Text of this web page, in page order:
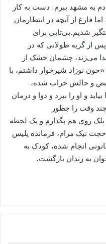
به مشهد ببرم. دست به کار
فارغ از آنچه در انتظارمان
شدیم.بی‌تابی برای
از گریه طولانی که در
می‌زند، چشمان خشک از
نوزاد شیرخوار داشتم، با
و حالش خراب شده،
و او را ببرد و دوا و درمان
چند وقت را چطور
روی هم بگذارم و یک لحظه
نیک مرام، فرمانده پلیس
انجام شده، کودک به
به زندان بازگشت.